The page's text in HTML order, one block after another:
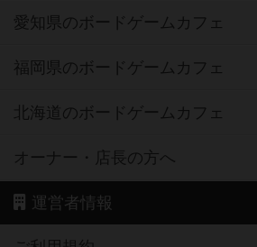
愛知県のボードゲームカフェ
福岡県のボードゲームカフェ
北海道のボードゲームカフェ
オーナー・店長の方へ
運営者情報